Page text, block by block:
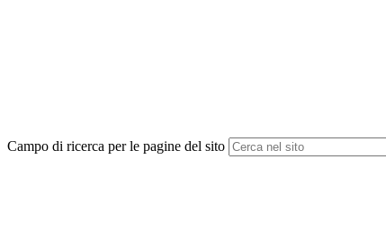
Campo di ricerca per le pagine del sito